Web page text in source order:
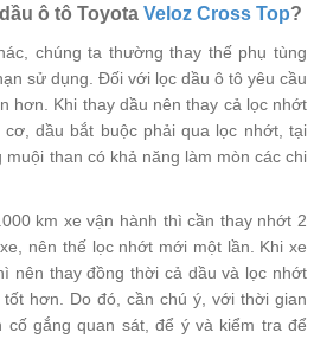
ô tô Toyota Veloz Cross Top?
chúng ta thường thay thế phụ tùng
sử dụng. Đối với lọc dầu ô tô yêu cầu
hơn. Khi thay dầu nên thay cả lọc nhớt
dầu bắt buộc phải qua lọc nhớt, tại
than có khả năng làm mòn các chi
km xe vận hành thì cần thay nhớt 2
nên thế lọc nhớt mới một lần. Khi xe
nên thay đồng thời cả dầu và lọc nhớt
hơn. Do đó, cần chú ý, với thời gian
cố gắng quan sát, để ý và kiểm tra để